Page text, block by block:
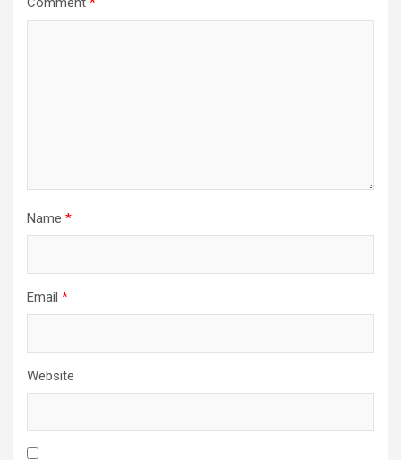
Name *
Email *
Website